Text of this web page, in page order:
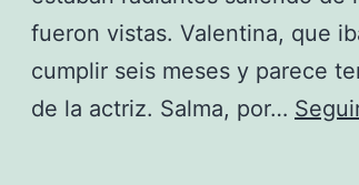
fueron vistas. Valentina, que
cumplir seis meses y parece
de la actriz. Salma, por…